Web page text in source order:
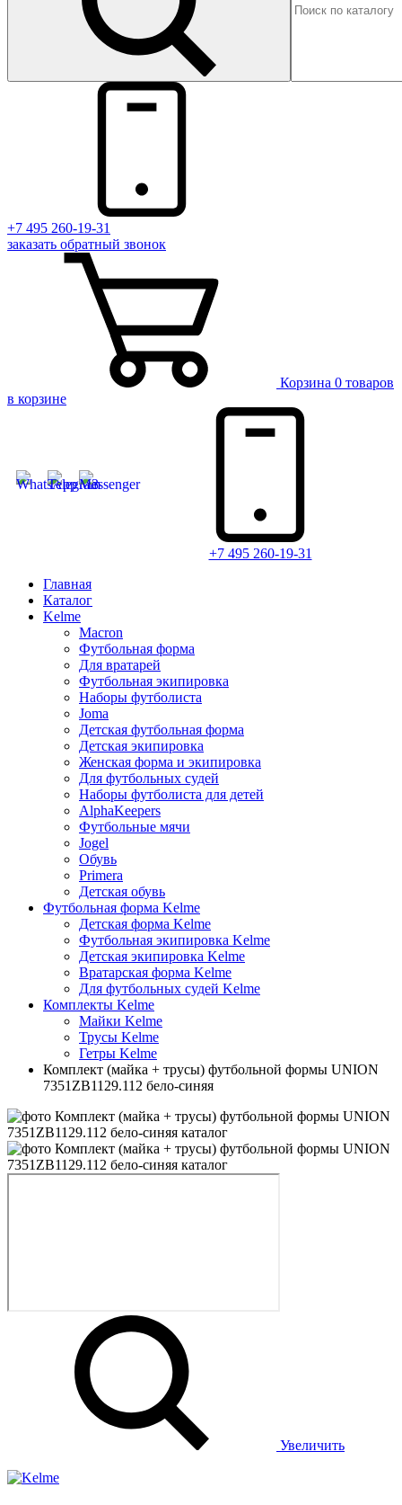
+7 495 260-19-31
заказать обратный звонок
Корзина 0 товаров
в корзине
+7 495 260-19-31
Главная
Каталог
Kelme
Macron
Футбольная форма
Для вратарей
Футбольная экипировка
Наборы футболиста
Joma
Детская футбольная форма
Детская экипировка
Женская форма и экипировка
Для футбольных судей
Наборы футболиста для детей
AlphaKeepers
Футбольные мячи
Jogel
Обувь
Primera
Детская обувь
Футбольная форма Kelme
Детская форма Kelme
Футбольная экипировка Kelme
Детская экипировка Kelme
Вратарская форма Kelme
Для футбольных судей Kelme
Комплекты Kelme
Майки Kelme
Трусы Kelme
Гетры Kelme
Комплект (майка + трусы) футбольной формы UNION
7351ZB1129.112 бело-синяя
Увеличить